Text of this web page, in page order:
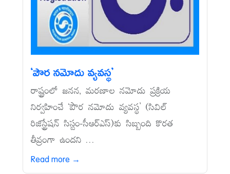
‘పౌర నమోదు వ్యవస్థ’
రాష్ట్రంలో జనన, మరణాల నమోదు ప్రక్రియ
నిర్వహించే ‘పౌర నమోదు వ్యవస్థ’ (సివిల్‌
రిజిస్ట్రేషన్‌ సిస్టం-సీఆర్‌ఎస్‌)కు సిబ్బంది కొరత
తీవ్రంగా ఉందని ...
Read more →